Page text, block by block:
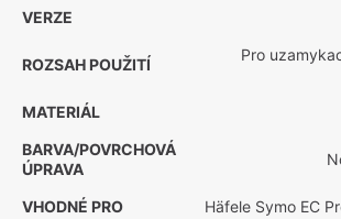
VERZE
ROZSAH POUŽITÍ
Pro
MATERIÁL
BARVA/POVRCHOVÁ
ÚPRAVA
VHODNÉ PRO Häfele Symo EC